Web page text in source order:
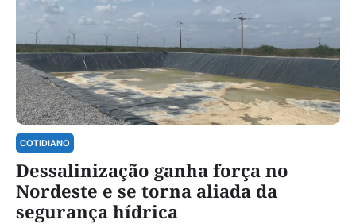
COTIDIANO
Dessalinização ganha força no
Nordeste e se torna aliada da
segurança hídrica